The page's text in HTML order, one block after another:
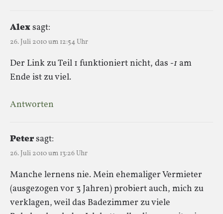
Alexsagt:
26. Juli 2010 um 12:54 Uhr
Der Link zu Teil 1 funktioniert nicht, das -1 am
Ende ist zu viel.
Antworten
Petersagt:
26. Juli 2010 um 13:26 Uhr
Manche lernens nie. Mein ehemaliger Vermieter
(ausgezogen vor 3 Jahren) probiert auch, mich zu
verklagen, weil das Badezimmer zu viele